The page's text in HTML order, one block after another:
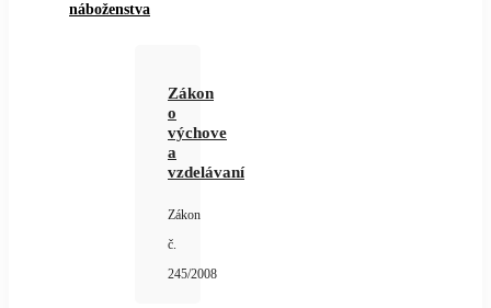
náboženstva
Zákon
o
výchove
a
vzdelávaní
Zákon
č.
245/2008